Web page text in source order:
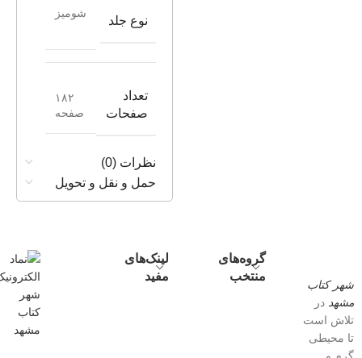
نوع جلد
شومیز
تعداد
صفحات
۱۸۲
صفحه
نظرات (0)
حمل و نقل و تحویل
شهر کتاب
مشهد در
تلاش است
تا محیطی
گروه‌های
منتخب
لینک‌های
مفید